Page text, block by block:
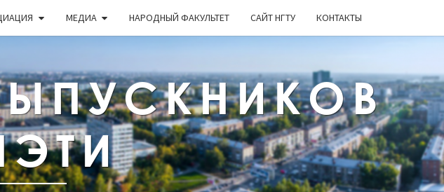
МЕДИА НАРОДНЫЙ ФАКУЛЬТЕТ САЙТ НГТУ КОНТАКТЫ